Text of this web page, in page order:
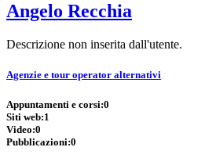
Angelo Recchia
Descrizione non inserita dall'utente.
Agenzie e tour operator alternativi
Appuntamenti e corsi:0
Siti web:1
Video:0
Pubblicazioni:0